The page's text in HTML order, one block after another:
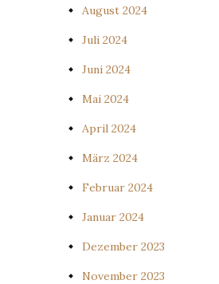
August 2024
Juli 2024
Juni 2024
Mai 2024
April 2024
März 2024
Februar 2024
Januar 2024
Dezember 2023
November 2023